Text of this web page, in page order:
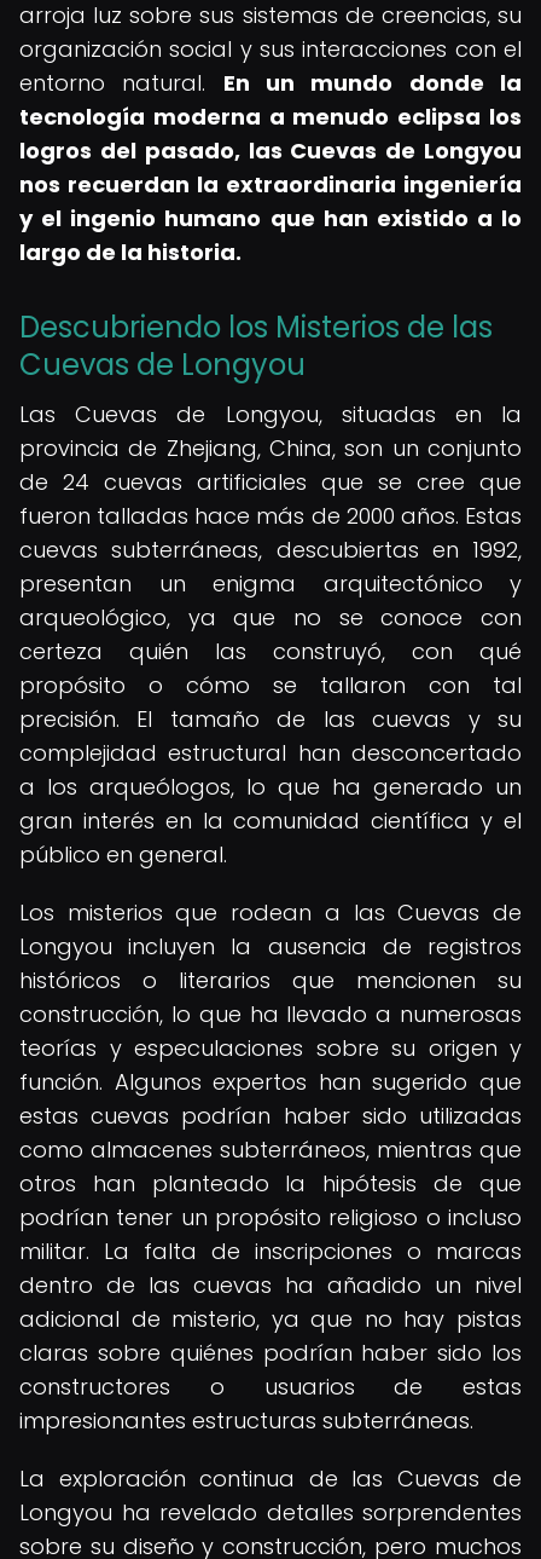
arroja luz sobre sus sistemas de creencias, su
organización social y sus interacciones con el
entorno natural. En un mundo donde la
tecnología moderna a menudo eclipsa los
logros del pasado, las Cuevas de Longyou
nos recuerdan la extraordinaria ingeniería
y el ingenio humano que han existido a lo
largo de la historia.
Descubriendo los Misterios de las
Cuevas de Longyou
Las Cuevas de Longyou, situadas en la
provincia de Zhejiang, China, son un conjunto
de 24 cuevas artificiales que se cree que
fueron talladas hace más de 2000 años. Estas
cuevas subterráneas, descubiertas en 1992,
presentan un enigma arquitectónico y
arqueológico, ya que no se conoce con
certeza quién las construyó, con qué
propósito o cómo se tallaron con tal
precisión. El tamaño de las cuevas y su
complejidad estructural han desconcertado
a los arqueólogos, lo que ha generado un
gran interés en la comunidad científica y el
público en general.
Los misterios que rodean a las Cuevas de
Longyou incluyen la ausencia de registros
históricos o literarios que mencionen su
construcción, lo que ha llevado a numerosas
teorías y especulaciones sobre su origen y
función. Algunos expertos han sugerido que
estas cuevas podrían haber sido utilizadas
como almacenes subterráneos, mientras que
otros han planteado la hipótesis de que
podrían tener un propósito religioso o incluso
militar. La falta de inscripciones o marcas
dentro de las cuevas ha añadido un nivel
adicional de misterio, ya que no hay pistas
claras sobre quiénes podrían haber sido los
constructores o usuarios de estas
impresionantes estructuras subterráneas.
La exploración continua de las Cuevas de
Longyou ha revelado detalles sorprendentes
sobre su diseño y construcción, pero muchos